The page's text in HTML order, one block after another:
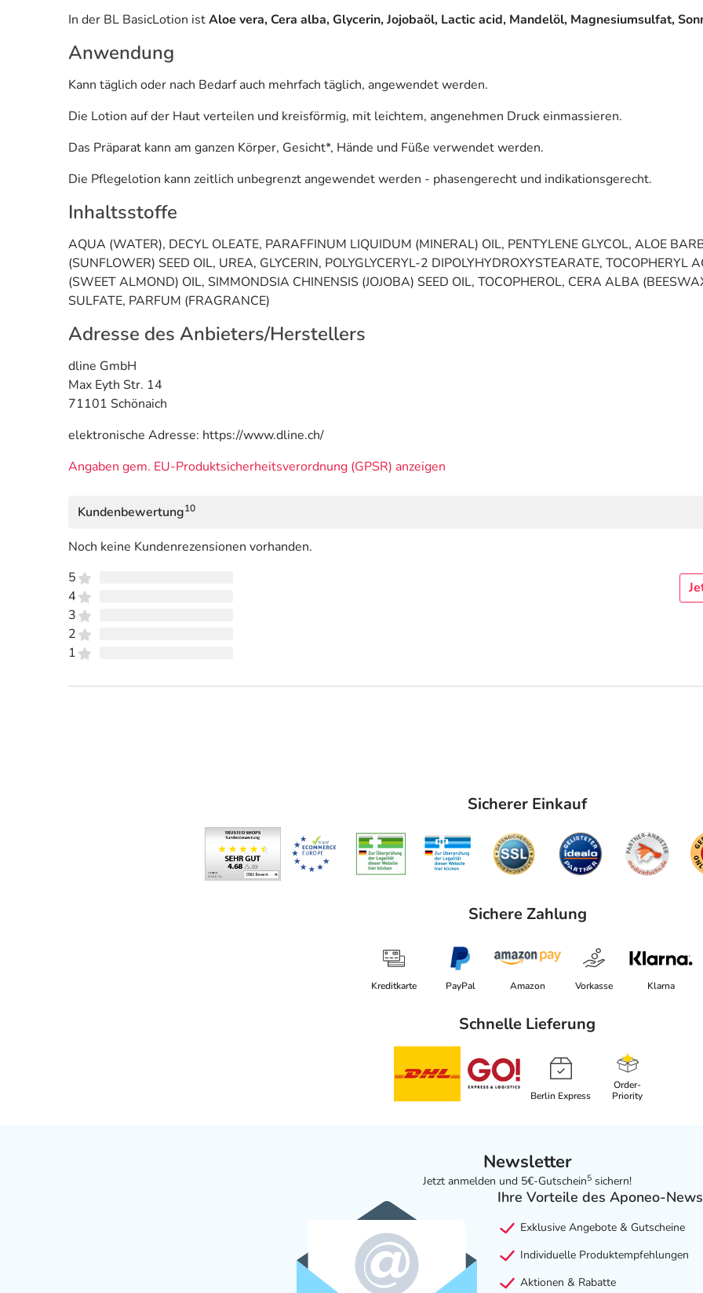
In der BL BasicLotion istAloe vera, Cera alba, Glycerin, Jojobaöl, Lactic acid, Mandelöl, Magnesiumsulfat,
Anwendung
Kann täglich oder nach Bedarf auch mehrfach täglich, angewendet werden.
Die Lotion auf der Haut verteilen und kreisförmig, mit leichtem, angenehmen Druck einmassieren.
Das Präparat kann am ganzen Körper, Gesicht*, Hände und Füße verwendet werden.
Die Pflegelotion kann zeitlich unbegrenzt angewendet werden - phasengerecht und indikationsgerecht.
Inhaltsstoffe
AQUA (WATER), DECYL OLEATE, PARAFFINUM LIQUIDUM (MINERAL) OIL, PENTYLENE GLYCOL, ALOE
(SUNFLOWER) SEED OIL, UREA, GLYCERIN, POLYGLYCERYL-2 DIPOLYHYDROXYSTEARATE,
(SWEET ALMOND) OIL, SIMMONDSIA CHINENSIS (JOJOBA) SEED OIL, TOCOPHEROL, CERA ALBA
SULFATE, PARFUM (FRAGRANCE)
Adresse des Anbieters/Herstellers
dline GmbH
Max Eyth Str. 14
71101 Schönaich
elektronische Adresse: https://www.dline.ch/
Angaben gem. EU-Produktsicherheitsverordnung (GPSR) anzeigen
Kundenbewertung10
Noch keine Kundenrezensionen vorhanden.
5
4
3
2
1
Sicherer Einkauf
Sichere Zahlung
Kreditkarte PayPal Amazon Vorkasse Klarna
Schnelle Lieferung
Berlin Express
Order-
Priority
Newsletter
Jetzt anmelden und 5€-Gutschein5 sichern!
Ihre Vorteile des Aponeo-
Exklusive Angebote & Gutscheine
Individuelle Produktempfehlungen
Aktionen & Rabatte